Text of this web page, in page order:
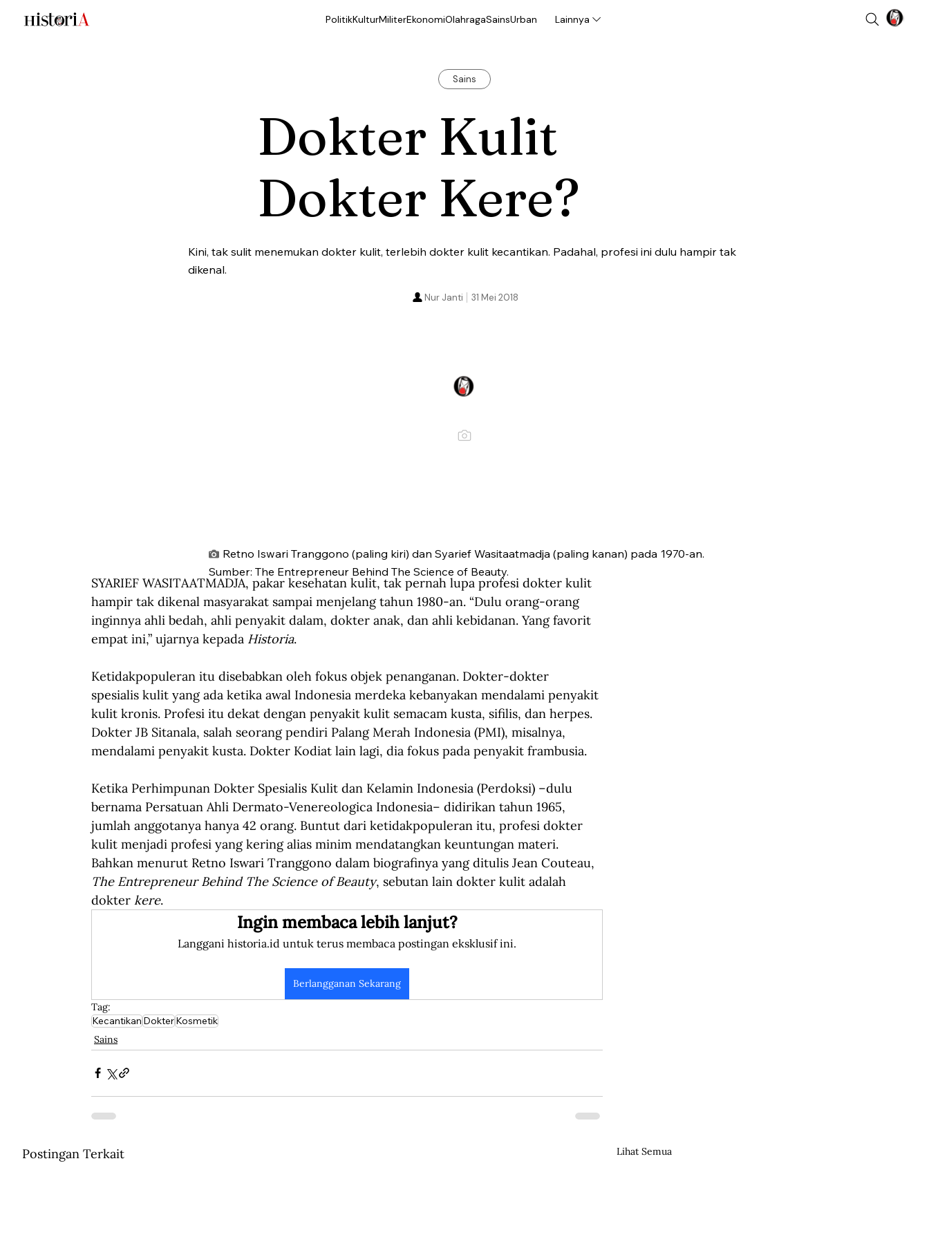
PolitikKulturMiliterEkonomiOlahragaSainsUrban Lainnya
Sains
Dokter Kulit
Dokter Kere?
Kini, tak sulit menemukan dokter kulit, terlebih dokter kulit kecantikan. Padahal, profesi ini dulu hampir tak
dikenal.
31 Mei 2018
Nur Janti
Retno Iswari Tranggono (paling kiri) dan Syarief Wasitaatmadja (paling kanan) pada 1970-an.
Sumber: The Entrepreneur Behind The Science of Beauty.
SYARIEF WASITAATMADJA, pakar kesehatan kulit, tak pernah lupa profesi dokter kulit
hampir tak dikenal masyarakat sampai menjelang tahun 1980-an. “Dulu orang-orang
inginnya ahli bedah, ahli penyakit dalam, dokter anak, dan ahli kebidanan. Yang favorit
empat ini,” ujarnya kepada Historia.
Ketidakpopuleran itu disebabkan oleh fokus objek penanganan. Dokter-dokter
spesialis kulit yang ada ketika awal Indonesia merdeka kebanyakan mendalami penyakit
kulit kronis. Profesi itu dekat dengan penyakit kulit semacam kusta, sifilis, dan herpes.
Dokter JB Sitanala, salah seorang pendiri Palang Merah Indonesia (PMI), misalnya,
mendalami penyakit kusta. Dokter Kodiat lain lagi, dia fokus pada penyakit frambusia.
Ketika Perhimpunan Dokter Spesialis Kulit dan Kelamin Indonesia (Perdoksi) –dulu
bernama Persatuan Ahli Dermato-Venereologica Indonesia– didirikan tahun 1965,
jumlah anggotanya hanya 42 orang. Buntut dari ketidakpopuleran itu, profesi dokter
kulit menjadi profesi yang kering alias minim mendatangkan keuntungan materi.
Bahkan menurut Retno Iswari Tranggono dalam biografinya yang ditulis Jean Couteau,
The Entrepreneur Behind The Science of Beauty, sebutan lain dokter kulit adalah
dokter kere.
Ingin membaca lebih lanjut?
Langgani historia.id untuk terus membaca postingan eksklusif ini.
Berlangganan Sekarang
Tag:
KecantikanDokterKosmetik
Sains
Postingan Terkait Lihat Semua